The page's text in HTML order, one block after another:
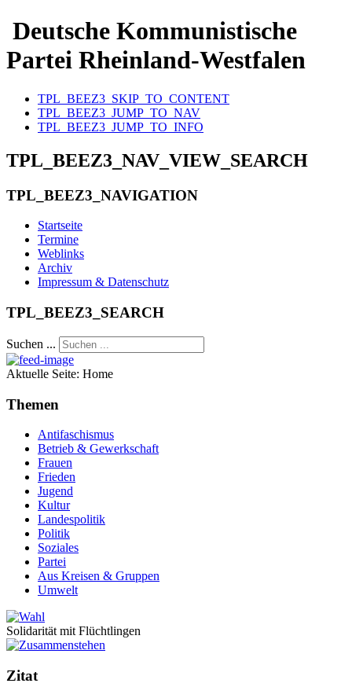
Deutsche Kommunistische
Partei Rheinland-Westfalen
TPL_BEEZ3_SKIP_TO_CONTENT
TPL_BEEZ3_JUMP_TO_NAV
TPL_BEEZ3_JUMP_TO_INFO
TPL_BEEZ3_NAV_VIEW_SEARCH
TPL_BEEZ3_NAVIGATION
Startseite
Termine
Weblinks
Archiv
Impressum & Datenschutz
TPL_BEEZ3_SEARCH
Suchen ...
Aktuelle Seite: Home
Themen
Antifaschismus
Betrieb & Gewerkschaft
Frauen
Frieden
Jugend
Kultur
Landespolitik
Politik
Soziales
Partei
Aus Kreisen & Gruppen
Umwelt
Solidarität mit Flüchtlingen
Zitat